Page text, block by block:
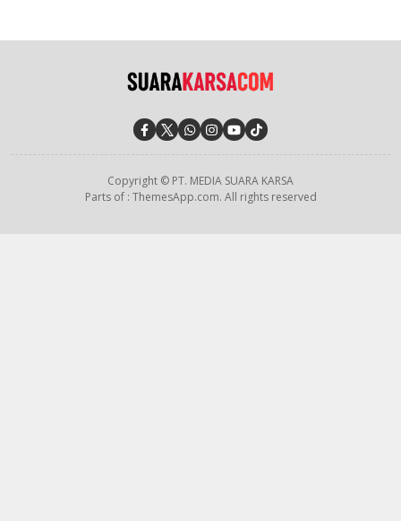
Copyright © PT. MEDIA SUARA KARSA
Parts of : ThemesApp.com. All rights reserved